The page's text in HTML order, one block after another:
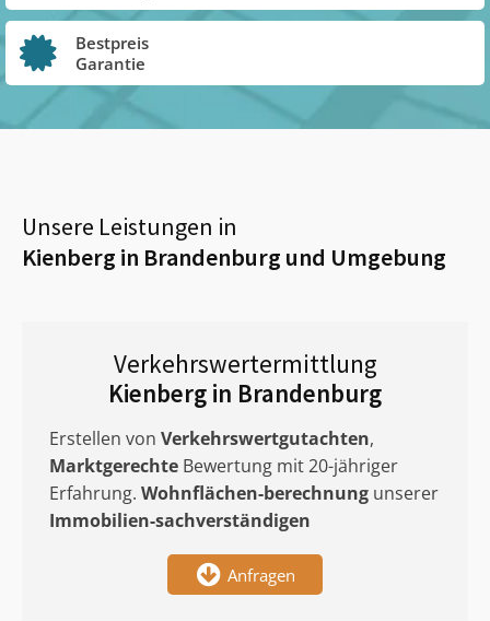
Bestpreis
Garantie
Unsere Leistungen in
Kienberg in Brandenburg und Umgebung
Verkehrswertermittlung
Kienberg in Brandenburg
Erstellen von Verkehrswertgutachten,
Marktgerechte Bewertung mit 20-jähriger
Erfahrung. Wohnflächen-berechnung unserer
Immobilien-sachverständigen
Anfragen